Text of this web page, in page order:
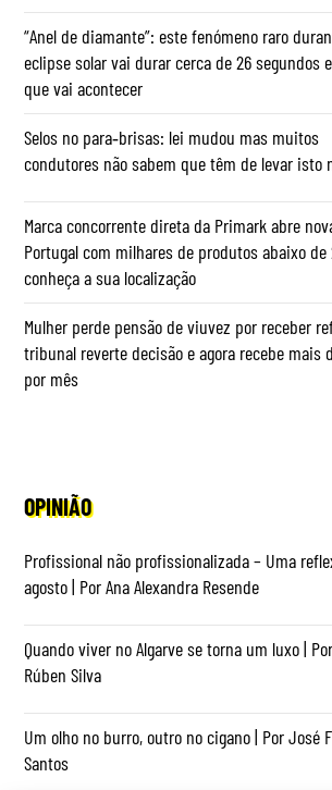
“Anel de diamante”: este fenómeno raro
eclipse solar vai durar cerca de 26 segundos
que vai acontecer
Selos no para‑brisas: lei mudou mas muitos
condutores não sabem que têm de levar isto
Marca concorrente direta da Primark abre
Portugal com milhares de produtos abaixo de
conheça a sua localização
Mulher perde pensão de viuvez por receber
tribunal reverte decisão e agora recebe mais
por mês
OPINIÃO
Profissional não profissionalizada – Uma
agosto | Por Ana Alexandra Resende
Quando viver no Algarve se torna um luxo |
Rúben Silva
Um olho no burro, outro no cigano | Por José
Santos